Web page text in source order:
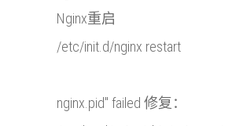
Nginx重启
/etc/init.d/nginx restart
nginx.pid" failed 修复：